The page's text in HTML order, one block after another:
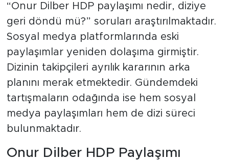
“Onur Dilber HDP paylaşımı nedir, diziye
geri döndü mü?” soruları araştırılmaktadır.
Sosyal medya platformlarında eski
paylaşımlar yeniden dolaşıma girmiştir.
Dizinin takipçileri ayrılık kararının arka
planını merak etmektedir. Gündemdeki
tartışmaların odağında ise hem sosyal
medya paylaşımları hem de dizi süreci
bulunmaktadır.
Onur Dilber HDP Paylaşımı